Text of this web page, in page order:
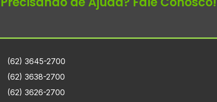
(62) 3645-2700
(62) 3638-2700
(62) 3626-2700